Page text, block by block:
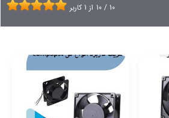
10 / 10 از 1 کاربر